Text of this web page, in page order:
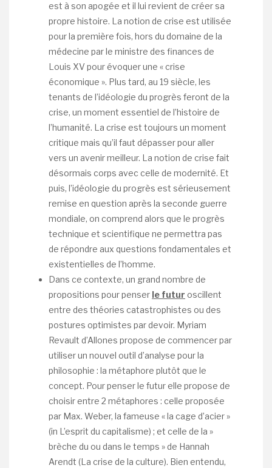
est à son apogée et il lui revient de créer sa
propre histoire. La notion de crise est utilisée
pour la première fois, hors du domaine de la
médecine par le ministre des finances de
Louis XV pour évoquer une « crise
économique ». Plus tard, au 19 siècle, les
tenants de l’idéologie du progrès feront de la
crise, un moment essentiel de l’histoire de
l’humanité. La crise est toujours un moment
critique mais qu’il faut dépasser pour aller
vers un avenir meilleur. La notion de crise fait
désormais corps avec celle de modernité. Et
puis, l’idéologie du progrès est sérieusement
remise en question après la seconde guerre
mondiale, on comprend alors que le progrès
technique et scientifique ne permettra pas
de répondre aux questions fondamentales et
existentielles de l’homme.
Dans ce contexte, un grand nombre de
propositions pour penser le futur oscillent
entre des théories catastrophistes ou des
postures optimistes par devoir. Myriam
Revault d’Allones propose de commencer par
utiliser un nouvel outil d’analyse pour la
philosophie : la métaphore plutôt que le
concept. Pour penser le futur elle propose de
choisir entre 2 métaphores : celle proposée
par Max. Weber, la fameuse « la cage d’acier »
(in L’esprit du capitalisme) ; et celle de la »
brèche du ou dans le temps » de Hannah
Arendt (La crise de la culture). Bien entendu,